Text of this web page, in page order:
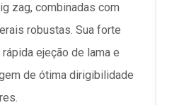
zag, combinadas com
robustas. Sua forte
ejeção de lama e
de ótima dirigibilidade